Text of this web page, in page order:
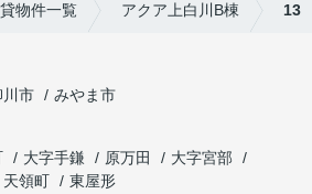
物件一覧 アクア上白川B棟 13
川市
みやま市
大字手鎌 原万田
大字宮部
天領町
東屋形